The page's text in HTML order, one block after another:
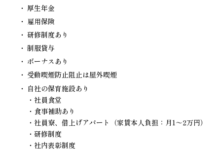
厚生年金
雇用保険
研修制度あり
制服貸与
ボーナスあり
受動喫煙防止阻止は屋外喫煙
自社の保育施設あり
・社員食堂
・食事補助あり
・社員寮、借上げアパート（家賃本人負担：月1～2万円）
・研修制度
・社内表彰制度